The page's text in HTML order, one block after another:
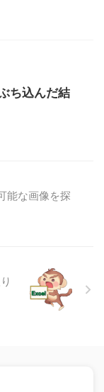
ち込んだ結
能な画像を探